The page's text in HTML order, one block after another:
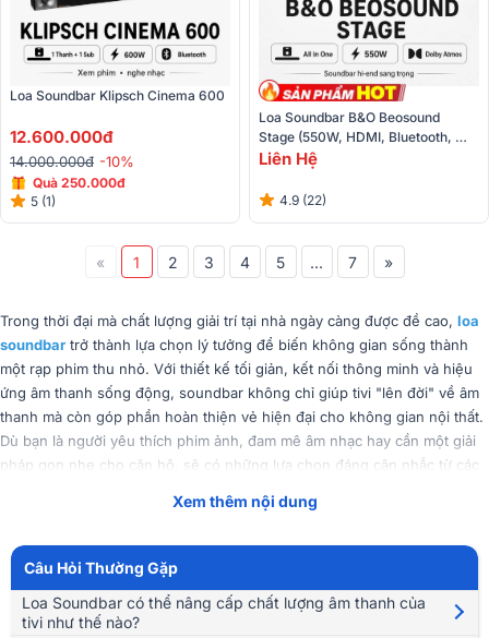
Loa Soundbar Klipsch Cinema 600
12.600.000đ
14.000.000đ -10%
Quà 250.000đ
5 (1)
Loa Soundbar B&O Beosound
Stage (550W, HDMI, Bluetooth,
Wifi, Aux, BH 3 Năm)
Liên Hệ
4.9 (22)
« 1 2 3 4 5 ... 7 »
Trong thời đại mà chất lượng giải trí tại nhà ngày càng được đề cao, loa
soundbar trở thành lựa chọn lý tưởng để biến không gian sống thành
một rạp phim thu nhỏ. Với thiết kế tối giản, kết nối thông minh và hiệu
ứng âm thanh sống động, soundbar không chỉ giúp tivi "lên đời" về âm
thanh mà còn góp phần hoàn thiện vẻ hiện đại cho không gian nội thất.
Dù bạn là người yêu thích phim ảnh, đam mê âm nhạc hay cần một giải
pháp gọn nhẹ cho căn hộ, sẽ có những lựa chọn đáng cân nhắc từ các
Tóm Tắt Nội Dung(Mở rộng)
Xem thêm nội dung
Câu Hỏi Thường Gặp
Loa Soundbar có thể nâng cấp chất lượng âm thanh của
tivi như thế nào?